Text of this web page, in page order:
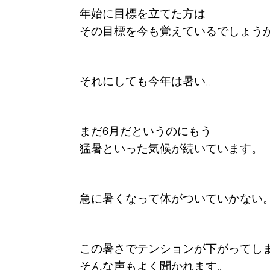
年始に目標を立てた方は
その目標を今も覚えているでしょう
それにしても今年は暑い。
まだ6月だというのにもう
猛暑といった気候が続いています。
急に暑くなって体がついていかない。
この暑さでテンションが下がってし
そんな声もよく聞かれます。